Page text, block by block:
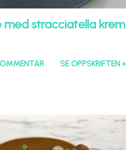
med stracciatella krem
SE OPPSKRIFTEN »